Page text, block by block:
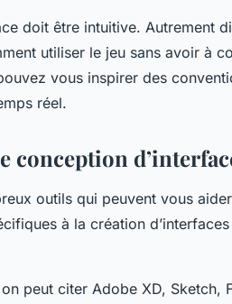
doit être intuitive. Autrement
utiliser le jeu sans avoir à
vous inspirer des
réel.
conception
outils qui peuvent vous
à la création
peut citer Adobe XD, Sketch,